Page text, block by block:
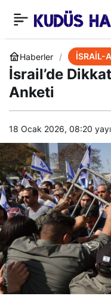
Haberler İSRAİL-
İsrail’de
Anketi
18 Ocak 2026, 08:20
WSJ: ABD Firmaları
İran’dan Korkuyor